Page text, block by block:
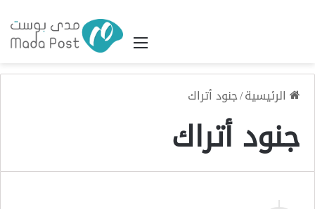
القائمة
الرئيسية/جنود أتراك
جنود أتراك